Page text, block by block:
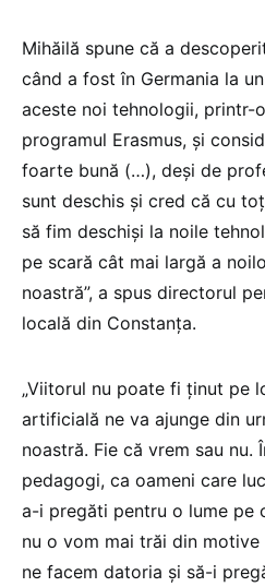
Mihăilă spune că a
când a fost în Germania la
aceste noi tehnologii, printr-
programul Erasmus, și
foarte bună (…), deși de
sunt deschis și cred că cu
să fim deschiși la noile
pe scară cât mai largă a
noastră”, a spus directorul
locală din Constanța.
„Viitorul nu poate fi ținut pe
artificială ne va ajunge din
noastră. Fie că vrem sau nu.
pedagogi, ca oameni care
a-i pregăti pentru o lume pe
nu o vom mai trăi din
ne facem datoria și să-i